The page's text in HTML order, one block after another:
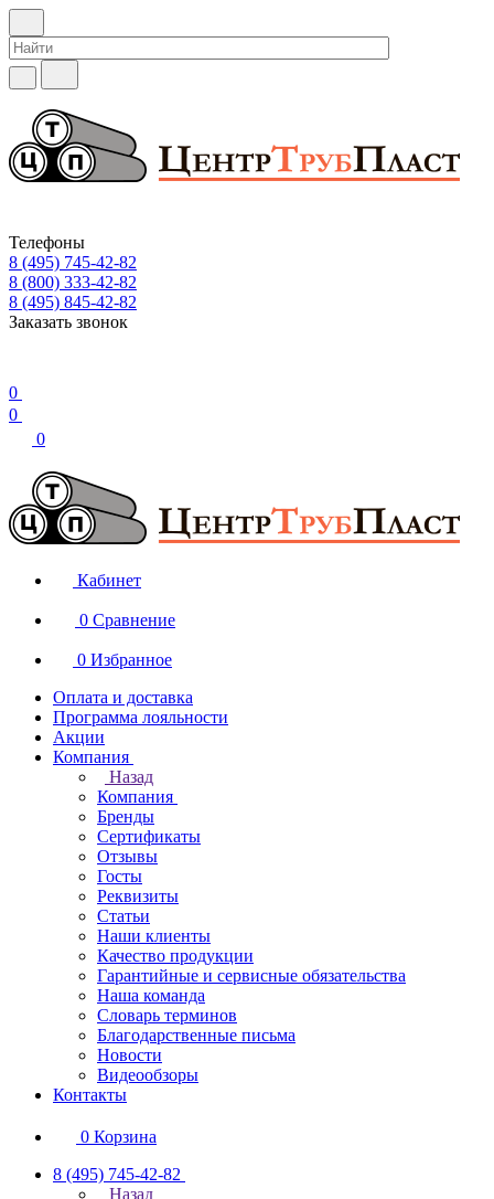
Телефоны
8 (495) 745-42-82
8 (800) 333-42-82
8 (495) 845-42-82
Заказать звонок
0
0
0
Кабинет
0 Сравнение
0 Избранное
Оплата и доставка
Программа лояльности
Акции
Компания
Назад
Компания
Бренды
Сертификаты
Отзывы
Госты
Реквизиты
Статьи
Наши клиенты
Качество продукции
Гарантийные и сервисные обязательства
Наша команда
Словарь терминов
Благодарственные письма
Новости
Видеообзоры
Контакты
0 Корзина
8 (495) 745-42-82
Назад